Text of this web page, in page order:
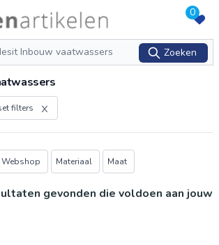
0
Zoeken
filters
Webshop Materiaal Maat
gevonden die voldoen aan jouw